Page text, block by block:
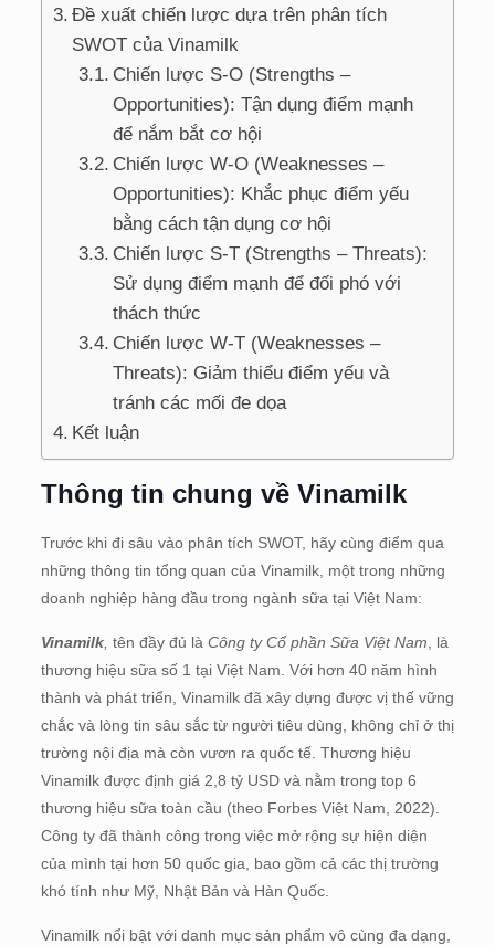
Đề xuất chiến lược dựa trên phân tích
SWOT của Vinamilk
Chiến lược S-O (Strengths –
Opportunities): Tận dụng điểm mạnh
để nắm bắt cơ hội
Chiến lược W-O (Weaknesses –
Opportunities): Khắc phục điểm yếu
bằng cách tận dụng cơ hội
Chiến lược S-T (Strengths – Threats):
Sử dụng điểm mạnh để đối phó với
thách thức
Chiến lược W-T (Weaknesses –
Threats): Giảm thiểu điểm yếu và
tránh các mối đe dọa
Kết luận
Thông tin chung về Vinamilk
Trước khi đi sâu vào phân tích SWOT, hãy cùng điểm qua
những thông tin tổng quan của Vinamilk, một trong những
doanh nghiệp hàng đầu trong ngành sữa tại Việt Nam:
Vinamilk, tên đầy đủ là Công ty Cổ phần Sữa Việt Nam , là
thương hiệu sữa số 1 tại Việt Nam. Với hơn 40 năm hình
thành và phát triển, Vinamilk đã xây dựng được vị thế vững
chắc và lòng tin sâu sắc từ người tiêu dùng, không chỉ ở thị
trường nội địa mà còn vươn ra quốc tế. Thương hiệu
Vinamilk được định giá 2,8 tỷ USD và nằm trong top 6
thương hiệu sữa toàn cầu (theo Forbes Việt Nam, 2022).
Công ty đã thành công trong việc mở rộng sự hiện diện
của mình tại hơn 50 quốc gia, bao gồm cả các thị trường
khó tính như Mỹ, Nhật Bản và Hàn Quốc.
Vinamilk nổi bật với danh mục sản phẩm vô cùng đa dạng,